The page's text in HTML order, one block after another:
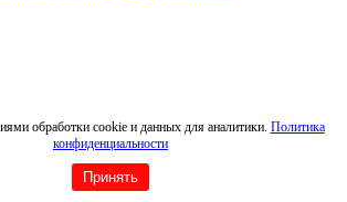
обработки cookie и данных для аналитики. Политика
конфиденциальности
Принять